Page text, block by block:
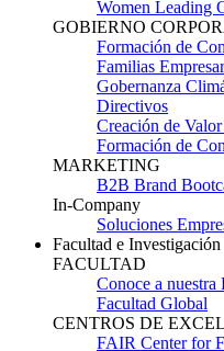
Women Leading
GOBIERNO
Formación de
Familias
Gobernanza
Directivos
Creación de
Formación de
MARKETING
B2B Brand
In-Company
Soluciones
Facultad e Investigación
FACULTAD
Conoce a nuestra
Facultad Global
CENTROS DE
FAIR Center for